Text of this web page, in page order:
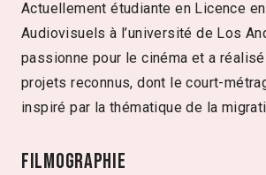
Actuellement étudiante en Licence
Audiovisuels à l’université de Los
passionne pour le cinéma et a
projets reconnus, dont le court-
inspiré par la thématique de la
Filmographie